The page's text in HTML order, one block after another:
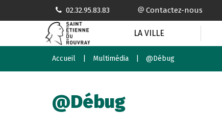
02.32.95.83.83 Contactez-nous
LA VILLE
Accueil Multimédia @Débug
@Débug